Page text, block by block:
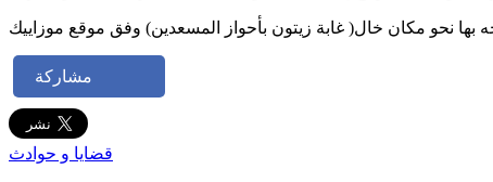
مشاركة
قضايا و حوادث